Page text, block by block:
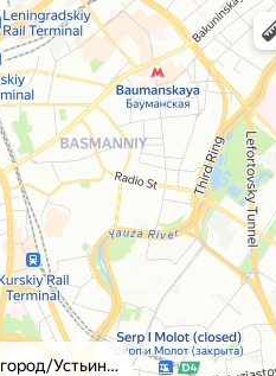
Причал Китай-город/Устьинский